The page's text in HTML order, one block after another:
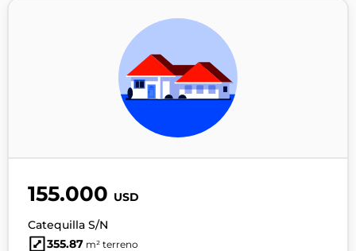
155.000 USD
Catequilla S/N
355.87m² terreno